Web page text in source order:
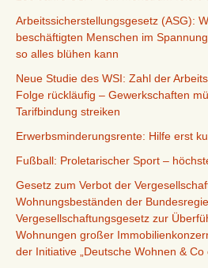
Arbeitssicherstellungsgesetz (ASG):
beschäftigten Menschen im
so alles blühen kann
Neue Studie des WSI: Zahl der
Folge rückläufig – Gewerkschaften
Tarifbindung streiken
Erwerbsminderungsrente: Hilfe erst
Fußball: Proletarischer Sport –
Gesetz zum Verbot der
Wohnungsbeständen der
Vergesellschaftungsgesetz zur
Wohnungen großer
der Initiative „Deutsche Wohnen & Co